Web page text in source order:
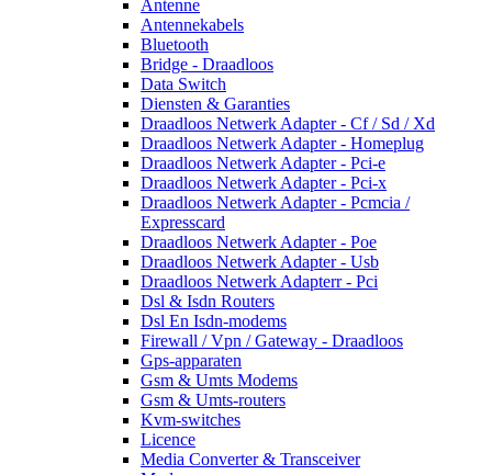
Antenne
Antennekabels
Bluetooth
Bridge - Draadloos
Data Switch
Diensten & Garanties
Draadloos Netwerk Adapter - Cf / Sd / Xd
Draadloos Netwerk Adapter - Homeplug
Draadloos Netwerk Adapter - Pci-e
Draadloos Netwerk Adapter - Pci-x
Draadloos Netwerk Adapter - Pcmcia /
Expresscard
Draadloos Netwerk Adapter - Poe
Draadloos Netwerk Adapter - Usb
Draadloos Netwerk Adapterr - Pci
Dsl & Isdn Routers
Dsl En Isdn-modems
Firewall / Vpn / Gateway - Draadloos
Gps-apparaten
Gsm & Umts Modems
Gsm & Umts-routers
Kvm-switches
Licence
Media Converter & Transceiver